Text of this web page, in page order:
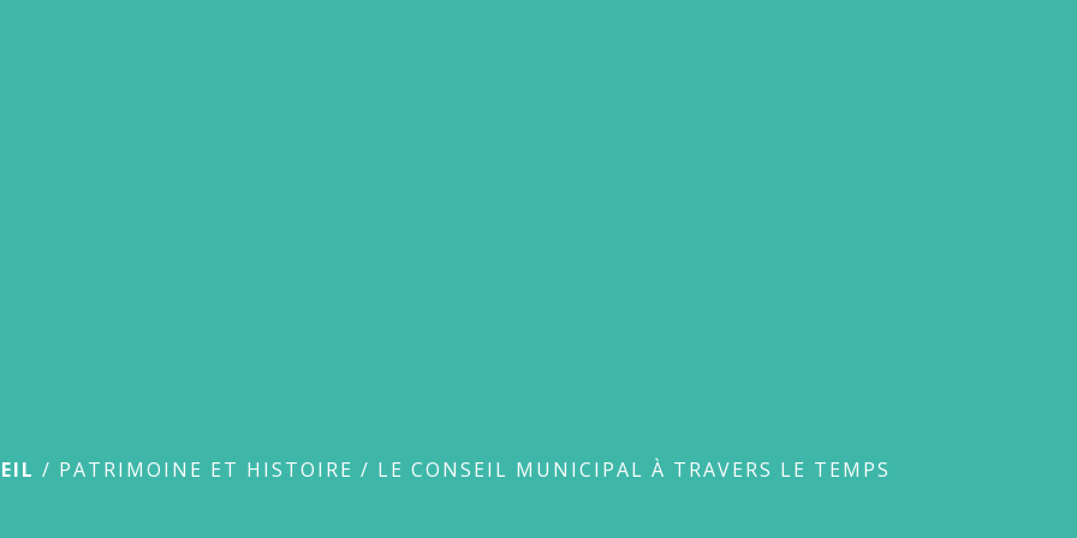
/ PATRIMOINE ET HISTOIRE / LE CONSEIL MUNICIPAL À TRAVERS LE TEMPS